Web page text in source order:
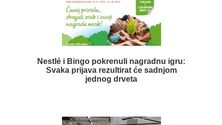
Nestlé i Bingo pokrenuli nagradnu igru:
Svaka prijava rezultirat će sadnjom
jednog drveta